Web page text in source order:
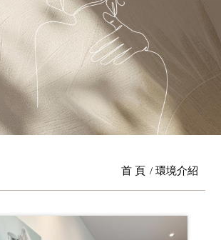
首 頁 環境介紹